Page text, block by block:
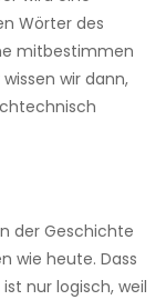
Wörter des
mitbestimmen
wir dann,
der Geschichte
wie heute. Dass
nur logisch, weil